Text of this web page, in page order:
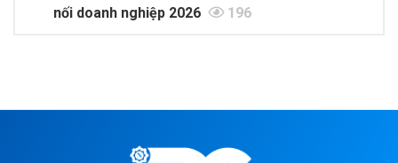
nối doanh nghiệp 2026
196